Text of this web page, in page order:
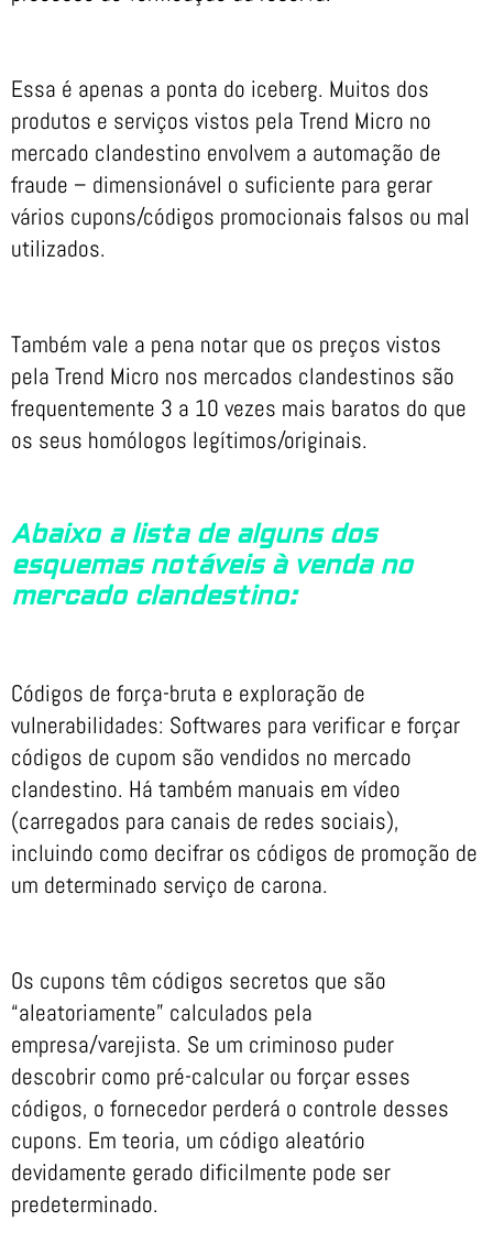
Essa é apenas a ponta do iceberg. Muitos dos
produtos e serviços vistos pela Trend Micro no
mercado clandestino envolvem a automação de
fraude – dimensionável o suficiente para gerar
vários cupons/códigos promocionais falsos ou mal
utilizados.
Também vale a pena notar que os preços vistos
pela Trend Micro nos mercados clandestinos são
frequentemente 3 a 10 vezes mais baratos do que
os seus homólogos legítimos/originais.
Abaixo a lista de alguns dos
esquemas notáveis ​​à venda no
mercado clandestino:
Códigos de força-bruta e exploração de
vulnerabilidades: Softwares para verificar e forçar
códigos de cupom são vendidos no mercado
clandestino. Há também manuais em vídeo
(carregados para canais de redes sociais),
incluindo como decifrar os códigos de promoção de
um determinado serviço de carona.
Os cupons têm códigos secretos que são
“aleatoriamente” calculados pela
empresa/varejista. Se um criminoso puder
descobrir como pré-calcular ou forçar esses
códigos, o fornecedor perderá o controle desses
cupons. Em teoria, um código aleatório
devidamente gerado dificilmente pode ser
predeterminado.